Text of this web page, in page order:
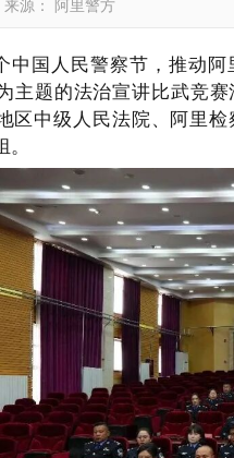
来源： 阿里警方
中国人民警察节， 推动阿
主题的法治宣讲比武竞
区中级人民法院、阿里